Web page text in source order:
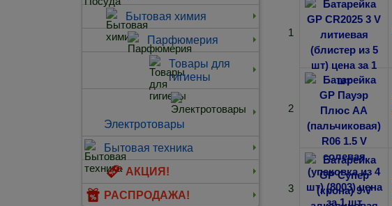
Бытовая химия
Парфюмерия
Товары для
гигиены
Электротовары
Бытовая техника
АКЦИЯ!
РАСПРОДАЖА!
1
2
3